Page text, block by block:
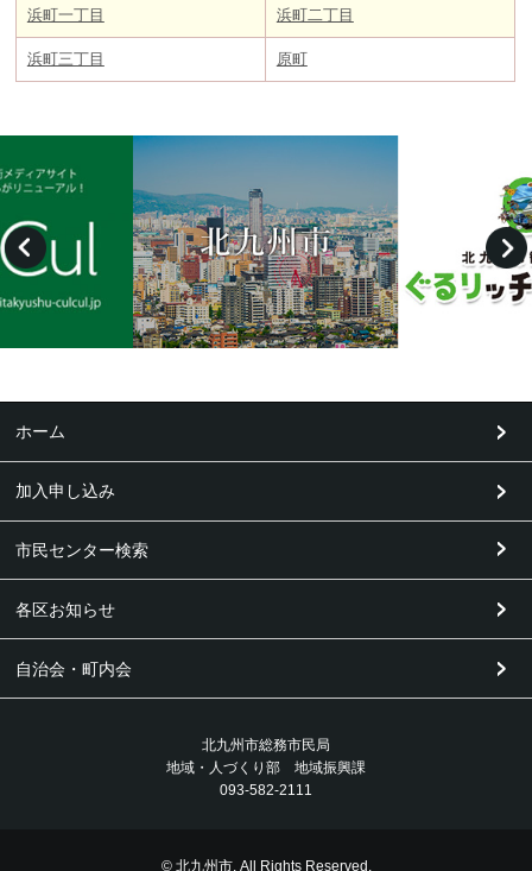
浜町一丁目 浜町二丁目
浜町三丁目 原町
ホーム
加入申し込み
市民センター検索
各区お知らせ
自治会・町内会
北九州市総務市民局
地域・人づくり部 地域振興課
093-582-2111
© 北九州市. All Rights Reserved.